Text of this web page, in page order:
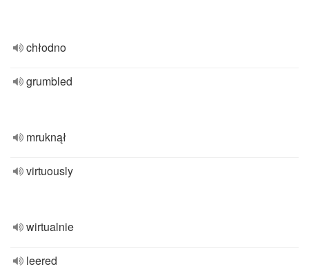
chłodno
grumbled
mruknął
virtuously
wirtualnie
leered